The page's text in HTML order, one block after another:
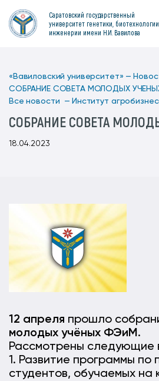
Саратовский государственный
университет генетики,
инженерии имени Н.И. Вавилова
«Вавиловский университет» —
СОБРАНИЕ СОВЕТА МОЛОДЫХ
Все новости — Институт
СОБРАНИЕ СОВЕТА
18.04.2023
12 апреля прошло
молодых учёных ФЭиМ.
Рассмотрены следующие
1. Развитие программы по
студентов, обучаемых на